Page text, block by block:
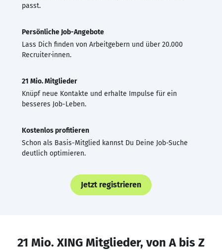
passt.
Persönliche Job-Angebote
Lass Dich finden von Arbeitgebern und über 20.000
Recruiter·innen.
21 Mio. Mitglieder
Knüpf neue Kontakte und erhalte Impulse für ein
besseres Job-Leben.
Kostenlos profitieren
Schon als Basis-Mitglied kannst Du Deine Job-Suche
deutlich optimieren.
Jetzt registrieren
21 Mio. XING Mitglieder, von A bis Z